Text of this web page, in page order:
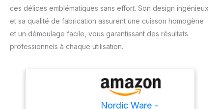
ces délices emblématiques sans effort. Son design ingénieux
et sa qualité de fabrication assurent une cuisson homogène
et un démoulage facile, vous garantissant des résultats
professionnels à chaque utilisation.
Nordic Ware -